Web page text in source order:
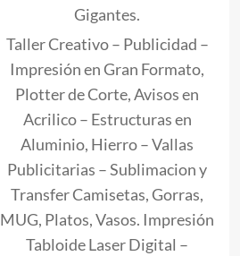
Gigantes.
Taller Creativo – Publicidad –
Impresión en Gran Formato,
Plotter de Corte, Avisos en
Acrilico – Estructuras en
Aluminio, Hierro – Vallas
Publicitarias – Sublimacion y
Transfer Camisetas, Gorras,
MUG, Platos, Vasos. Impresión
Tabloide Laser Digital –